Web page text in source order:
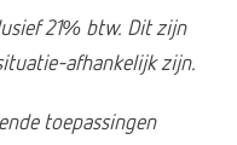
21% btw. Dit zijn
afhankelijk zijn.
toepassingen